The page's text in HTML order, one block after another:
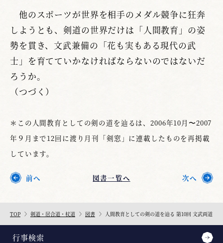
他のスポーツが世界を相手のメダル競争に狂奔
しようとも、剣道の世界だけは「人間教育」の姿
勢を貫き、文武兼備の「花も実もある現代の武
士」を育てていかなければならないのではないだ
ろうか。
（つづく）
＊この人間教育としての剣の道を辿るは、2006年10月〜2007
年９月まで12回に渡り月刊「剣窓」に連載したものを再掲載
しています。
前へ 図書一覧へ 次へ
TOP 剣道・居合道・杖道 図書 人間教育としての剣の道を辿る 第10回 文武両道
行事検索